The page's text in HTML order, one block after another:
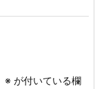
※ が付いている欄